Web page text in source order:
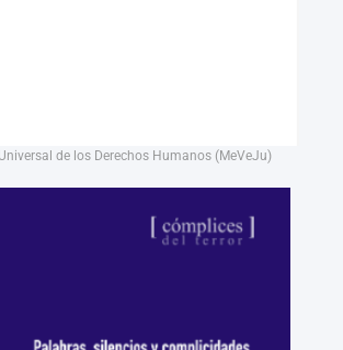
de los Derechos Humanos (MeVeJu)